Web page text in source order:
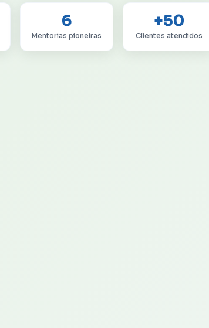
6
Mentorias pioneiras
+50
Clientes atendidos